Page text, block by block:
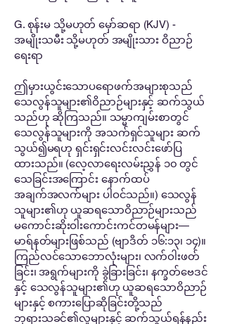
G. စုန်းမ သို့မဟုတ် မှော်ဆရာ (KJV) -
အမျိုးသမီး သို့မဟုတ် အမျိုးသား ဝိညာဉ်
ရေးရာ
ဤမှားယွင်းသောပရောဖက်အများစုသည်
သေလွန်သူများ၏ဝိညာဉ်များနှင့် ဆက်သွယ်
သည်ဟု ဆိုကြသည်။ သမ္မာကျမ်းစာတွင်
သေလွန်သူများကို အသက်ရှင်သူများ ဆက်
သွယ်၍မရဟု ရှင်းရှင်းလင်းလင်းဖော်ပြ
ထားသည်။ (လေ့လာရေးလမ်းညွှန် ၁၀ တွင်
သေခြင်းအကြောင်း နောက်ထပ်
အချက်အလက်များ ပါဝင်သည်။) သေလွန်
သူများ၏ဟု ယူဆရသောဝိညာဉ်များသည်
မကောင်းဆိုးဝါးကောင်းကင်တမန်များ—
မာရ်နတ်များဖြစ်သည် (ဗျာဒိတ် ၁၆:၁၃၊ ၁၄)။
ကြည်လင်သောဘောလုံးများ၊ လက်ဝါးဖတ်
ခြင်း၊ အရွက်များကို ခွဲခြားခြင်း၊ နက္ခတ်ဗေဒင်
နှင့် သေလွန်သူများ၏ဟု ယူဆရသောဝိညာဉ်
များနှင့် စကားပြောဆိုခြင်းတို့သည်
ဘုရားသခင်၏လူများနှင့် ဆက်သွယ်ရန်နည်း